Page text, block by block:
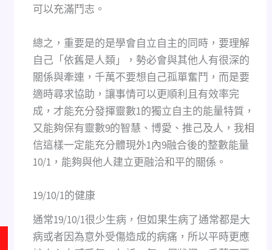
可以充滿鬥志。
總之，重要是的是學會自立自主的同時，要理解
自己「依舊是人類」，勢必會與其他人有很深的
關係與牽連，千萬不要想自己孤單奮鬥，而是要
適時尋求協助，讓事情可以更順利且有效率完
成，才能充分發揮靈數1的獨立自主的能量特質，
又能夠保有靈數9的智慧、博愛、推己及人，我相
信這樣一定能充分體現外1內9融合後的整數能量
10/1，能夠與他人建立更融洽和平的關係。
19/10/1的健康
通常19/10/1很少生病，但如果生病了通常都是大
病或者因為意外受傷造成的病痛，所以平時更應